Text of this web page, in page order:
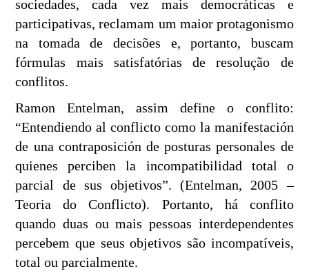
sociedades, cada vez mais democráticas e
participativas, reclamam um maior protagonismo
na tomada de decisões e, portanto, buscam
fórmulas mais satisfatórias de resolução de
conflitos.
Ramon Entelman, assim define o conflito:
“Entendiendo al conflicto como la manifestación
de una contraposición de posturas personales de
quienes perciben la incompatibilidad total o
parcial de sus objetivos”. (Entelman, 2005 –
Teoria do Conflicto). Portanto, há conflito
quando duas ou mais pessoas interdependentes
percebem que seus objetivos são incompatíveis,
total ou parcialmente.